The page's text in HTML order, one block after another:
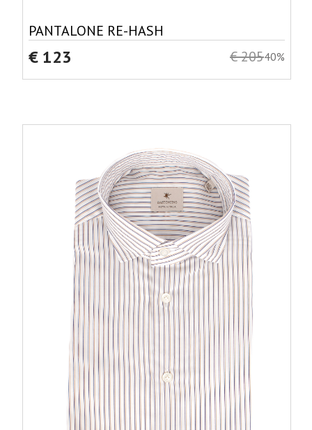
PANTALONE RE-HASH
€ 123 € 20540%